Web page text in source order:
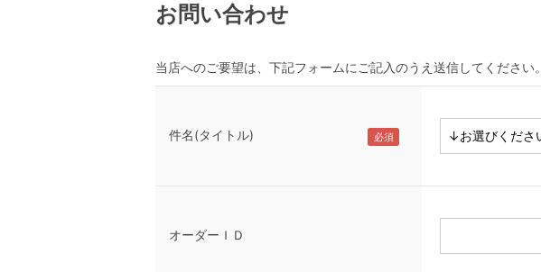
お問い合わせ
当店へのご要望は、下記フォームにご記入のうえ送信してください。
件名(タイトル)
オーダーＩＤ